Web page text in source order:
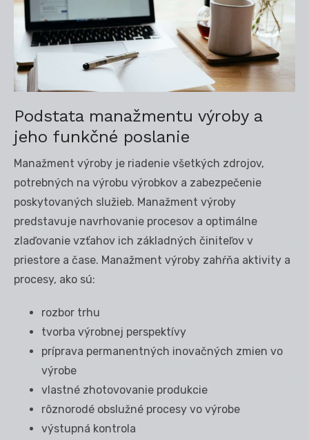
Podstata manažmentu výroby a
jeho funkčné poslanie
Manažment výroby je riadenie všetkých zdrojov,
potrebných na výrobu výrobkov a zabezpečenie
poskytovaných služieb. Manažment výroby
predstavuje navrhovanie procesov a optimálne
zlaďovanie vzťahov ich základných činiteľov v
priestore a čase. Manažment výroby zahŕňa aktivity a
procesy, ako sú:
rozbor trhu
tvorba výrobnej perspektívy
príprava permanentných inovačných zmien vo
výrobe
vlastné zhotovovanie produkcie
rôznorodé obslužné procesy vo výrobe
výstupná kontrola